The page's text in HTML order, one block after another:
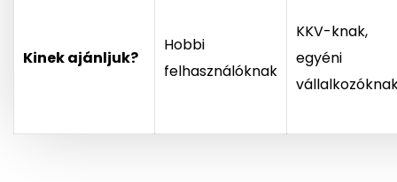
Kinek ajánljuk?
Hobbi
felhasználóknak
KKV-knak,
egyéni